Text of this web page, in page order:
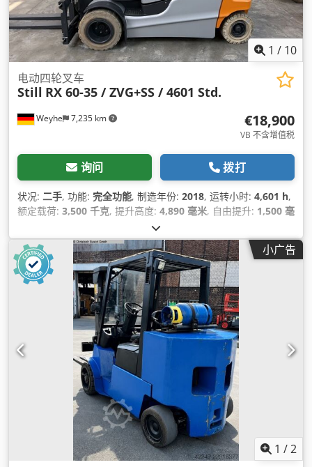
1 / 10
Weyhe 7,235 km
电动四轮叉车
Still RX 60-35 / ZVG+SS / 4601 Std.
€18,900
VB 不含增值税
询问 拨打
状况: 二手, 功能: 完全功能, 制造年份: 2018, 运转小时: 4,601 h,
额定载荷: 3,500 千克, 提升高度: 4,890 毫米, 自由提升: 1,500 毫
三重式 (triplex)
毫米, 叉长:1,600 毫米, 驱动类型:Elektro,
小广告
1 /2